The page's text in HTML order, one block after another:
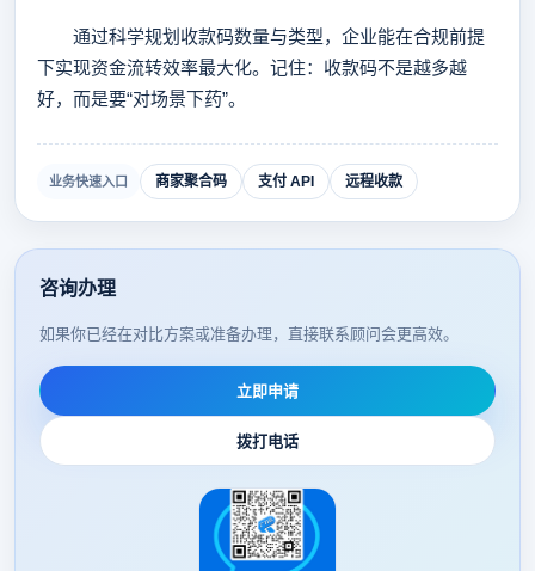
通过科学规划收款码数量与类型，企业能在合规前提
下实现资金流转效率最大化。记住：收款码不是越多越
好，而是要“对场景下药”。
业务快速入口 商家聚合码 支付 API 远程收款
咨询办理
如果你已经在对比方案或准备办理，直接联系顾问会更高效。
立即申请
拨打电话